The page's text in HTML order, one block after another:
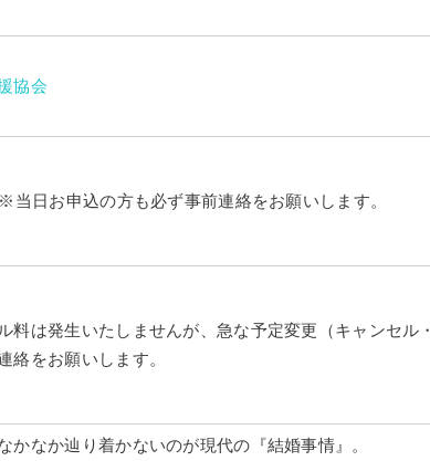
協会
日お申込の方も必ず事前連絡をお願いします。
料は発生いたしませんが、急な予定変更（キャンセル・
絡をお願いします。
かなか辿り着かないのが現代の『結婚事情』。